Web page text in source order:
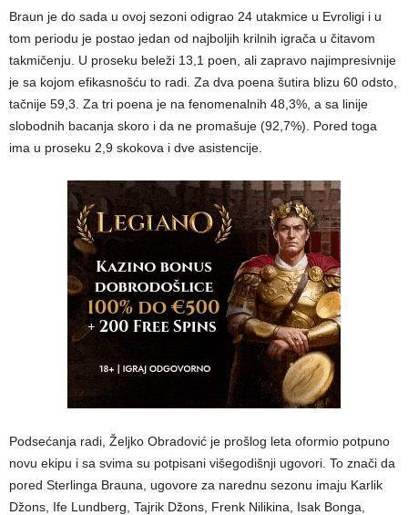
Braun je do sada u ovoj sezoni odigrao 24 utakmice u Evroligi i u
tom periodu je postao jedan od najboljih krilnih igrača u čitavom
takmičenju. U proseku beleži 13,1 poen, ali zapravo najimpresivnije
je sa kojom efikasnošću to radi. Za dva poena šutira blizu 60 odsto,
tačnije 59,3. Za tri poena je na fenomenalnih 48,3%, a sa linije
slobodnih bacanja skoro i da ne promašuje (92,7%). Pored toga
ima u proseku 2,9 skokova i dve asistencije.
Podsećanja radi, Željko Obradović je prošlog leta oformio potpuno
novu ekipu i sa svima su potpisani višegodišnji ugovori. To znači da
pored Sterlinga Brauna, ugovore za narednu sezonu imaju Karlik
Džons, Ife Lundberg, Tajrik Džons, Frenk Nilikina, Isak Bonga,